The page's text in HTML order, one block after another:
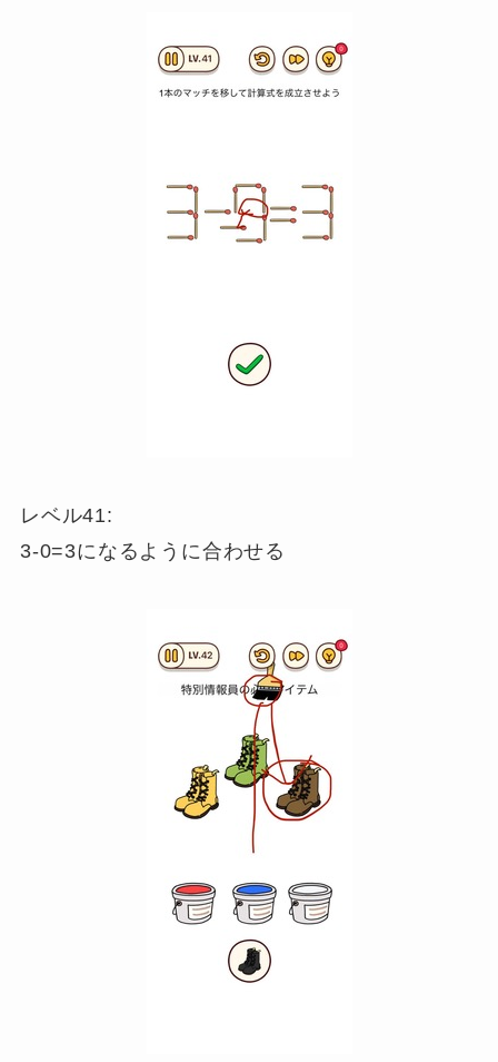
レベル41:
3-0=3になるように合わせる